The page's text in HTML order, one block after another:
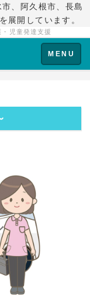
、阿久根市、長島
展開しています。
・児童発達支援
Toggle
navigation
MENU